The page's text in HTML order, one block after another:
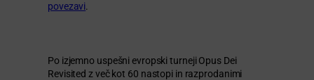
povezavi.
Po izjemno uspešni evropski turneji Opus Dei
Revisited z več kot 60 nastopi in razprodanimi